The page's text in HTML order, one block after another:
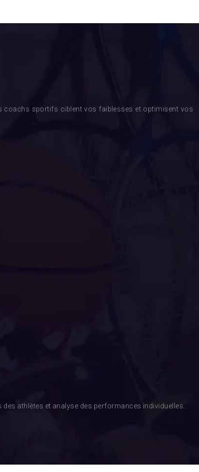
coachs sportifs ciblent vos faiblesses et optimisent vos
athlètes et analyse des performances individuelles.